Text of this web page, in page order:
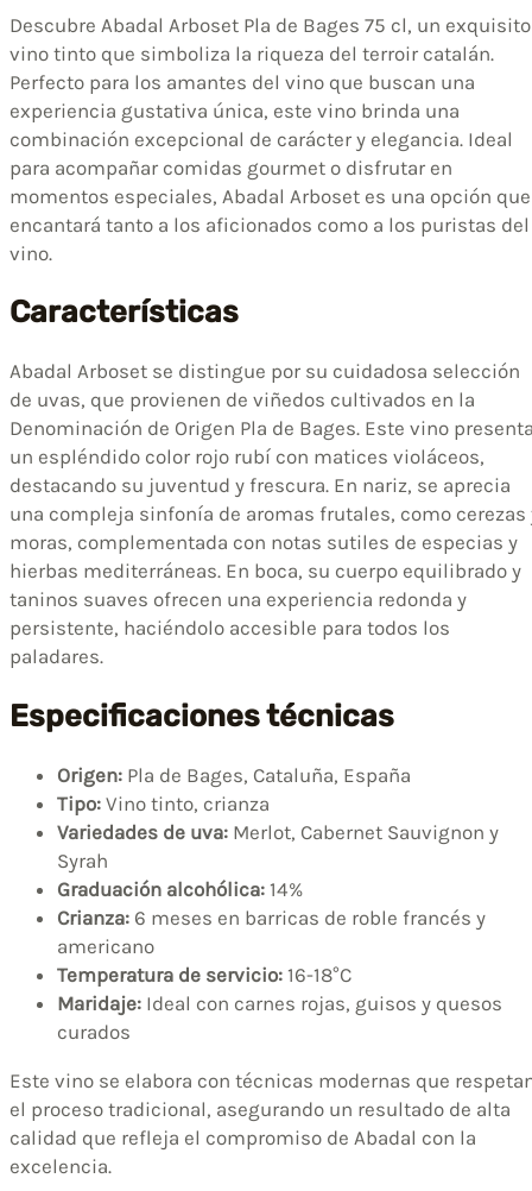
Descubre Abadal Arboset Pla de Bages 75 cl, un exquisito
vino tinto que simboliza la riqueza del terroir catalán.
Perfecto para los amantes del vino que buscan una
experiencia gustativa única, este vino brinda una
combinación excepcional de carácter y elegancia. Ideal
para acompañar comidas gourmet o disfrutar en
momentos especiales, Abadal Arboset es una opción que
encantará tanto a los aficionados como a los puristas del
vino.
Características
Abadal Arboset se distingue por su cuidadosa selección
de uvas, que provienen de viñedos cultivados en la
Denominación de Origen Pla de Bages. Este vino
un espléndido color rojo rubí con matices violáceos,
destacando su juventud y frescura. En nariz, se aprecia
una compleja sinfonía de aromas frutales, como cerezas
moras, complementada con notas sutiles de especias y
hierbas mediterráneas. En boca, su cuerpo equilibrado y
taninos suaves ofrecen una experiencia redonda y
persistente, haciéndolo accesible para todos los
paladares.
Especificaciones técnicas
Origen: Pla de Bages, Cataluña, España
Tipo: Vino tinto, crianza
Variedades de uva: Merlot, Cabernet Sauvignon y
Syrah
Graduación alcohólica: 14%
Crianza: 6 meses en barricas de roble francés y
americano
Temperatura de servicio: 16-18°C
Maridaje: Ideal con carnes rojas, guisos y quesos
curados
Este vino se elabora con técnicas modernas que
el proceso tradicional, asegurando un resultado de alta
calidad que refleja el compromiso de Abadal con la
excelencia.